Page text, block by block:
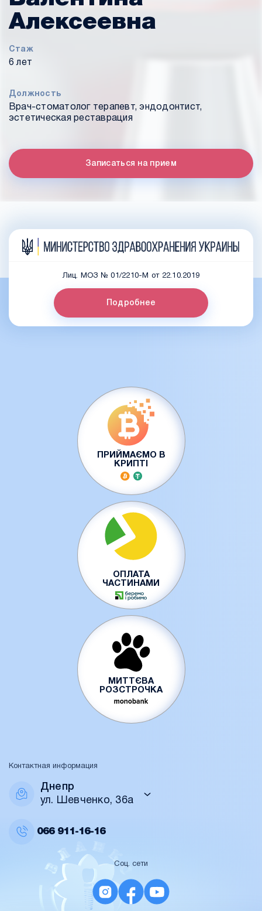
Алексеевна
Стаж
6 лет
Должность
Врач-стоматолог терапевт, эндодонтист,
эстетическая реставрация
Записаться на прием
Лиц. МОЗ № 01/2210-М от 22.10.2019
Подробнее
ПРИЙМАЄМО В
КРИПТІ
ОПЛАТА
ЧАСТИНАМИ
МИТТЄВА
РОЗСТРОЧКА
Контактная информация
Днепр
ул. Шевченко, 36а
066911-16-16
Соц. сети